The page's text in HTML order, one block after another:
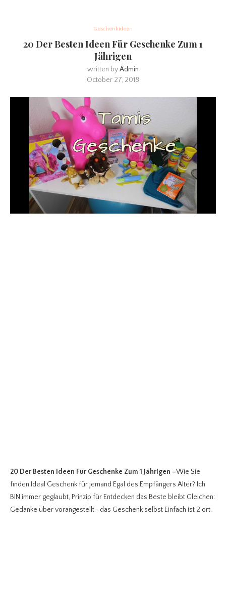
Geschenkideen
20 Der Besten Ideen Für Geschenke Zum 1
Jährigen
written byAdmin
October 27, 2018
20 Der Besten Ideen Für Geschenke Zum 1 Jährigen –Wie Sie
finden Ideal Geschenk für jemand Egal des Empfängers Alter? Ich
BIN immer geglaubt, Prinzip für Entdecken das Beste bleibt Gleichen:
Gedanke über vorangestellt– das Geschenk selbst Einfach ist 2 ort.